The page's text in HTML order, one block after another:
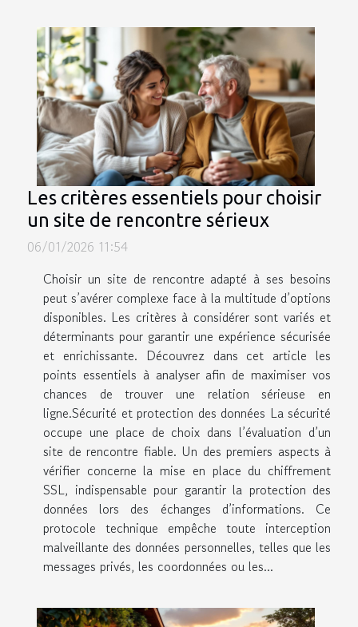
Les critères essentiels pour choisir
un site de rencontre sérieux
06/01/2026 11:54
Choisir un site de rencontre adapté à ses besoins
peut s’avérer complexe face à la multitude d’options
disponibles. Les critères à considérer sont variés et
déterminants pour garantir une expérience sécurisée
et enrichissante. Découvrez dans cet article les
points essentiels à analyser afin de maximiser vos
chances de trouver une relation sérieuse en
ligne.Sécurité et protection des données La sécurité
occupe une place de choix dans l’évaluation d’un
site de rencontre fiable. Un des premiers aspects à
vérifier concerne la mise en place du chiffrement
SSL, indispensable pour garantir la protection des
données lors des échanges d’informations. Ce
protocole technique empêche toute interception
malveillante des données personnelles, telles que les
messages privés, les coordonnées ou les...